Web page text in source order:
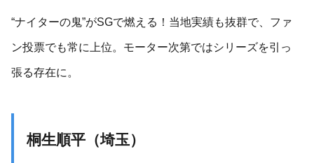
“ナイターの鬼”がSGで燃える！当地実績も抜群で、ファ
ン投票でも常に上位。モーター次第ではシリーズを引っ
張る存在に。
桐生順平（埼玉）